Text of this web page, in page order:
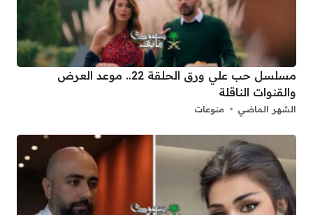
مسلسل حب علي ورق الحلقة 22.. موعد العرض
والقنوات الناقلة
الشهر الماضي منوعات